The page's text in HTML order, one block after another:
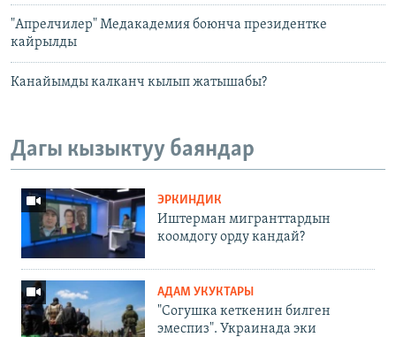
"Апрелчилер" Медакадемия боюнча президентке
кайрылды
Канайымды калканч кылып жатышабы?
Дагы кызыктуу баяндар
ЭРКИНДИК
Иштерман мигранттардын
коомдогу орду кандай?
АДАМ УКУКТАРЫ
"Согушка кеткенин билген
эмеспиз". Украинада эки